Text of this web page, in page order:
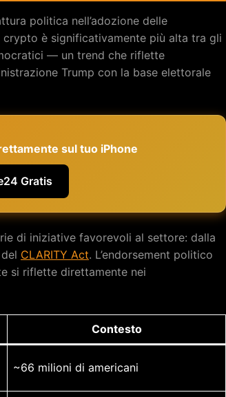
politica nell’adozione delle
crypto è significativamente più alta tra gli
— un trend che riflette
Trump con la base elettorale
sul tuo iPhone
Gratis
di iniziative favorevoli al settore: dalla
CLARITY Act. L’endorsement politico
si riflette direttamente nei
Contesto
~66 milioni di americani